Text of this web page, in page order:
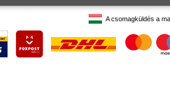
A csomagküldés a